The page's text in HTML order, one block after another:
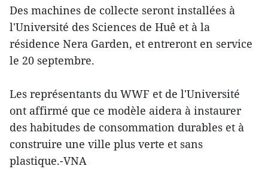
Des machines de collecte seront installées à
l'Université des Sciences de Huê et à la
résidence Nera Garden, et entreront en service
le 20 septembre.
Les représentants du WWF et de l'Université
ont affirmé que ce modèle aidera à instaurer
des habitudes de consommation durables et à
construire une ville plus verte et sans
plastique.-VNA